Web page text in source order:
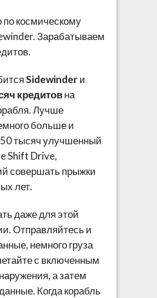
по космическому
Зарабатываем
Sidewinderи
кредитовна
Лучше
больше и
50 тысяч улучшенный
Shift Drive,
совершать прыжки
лет.
даже для этой
Отправляйтесь и
немного груза
с включенным
а затем
Когда корабль